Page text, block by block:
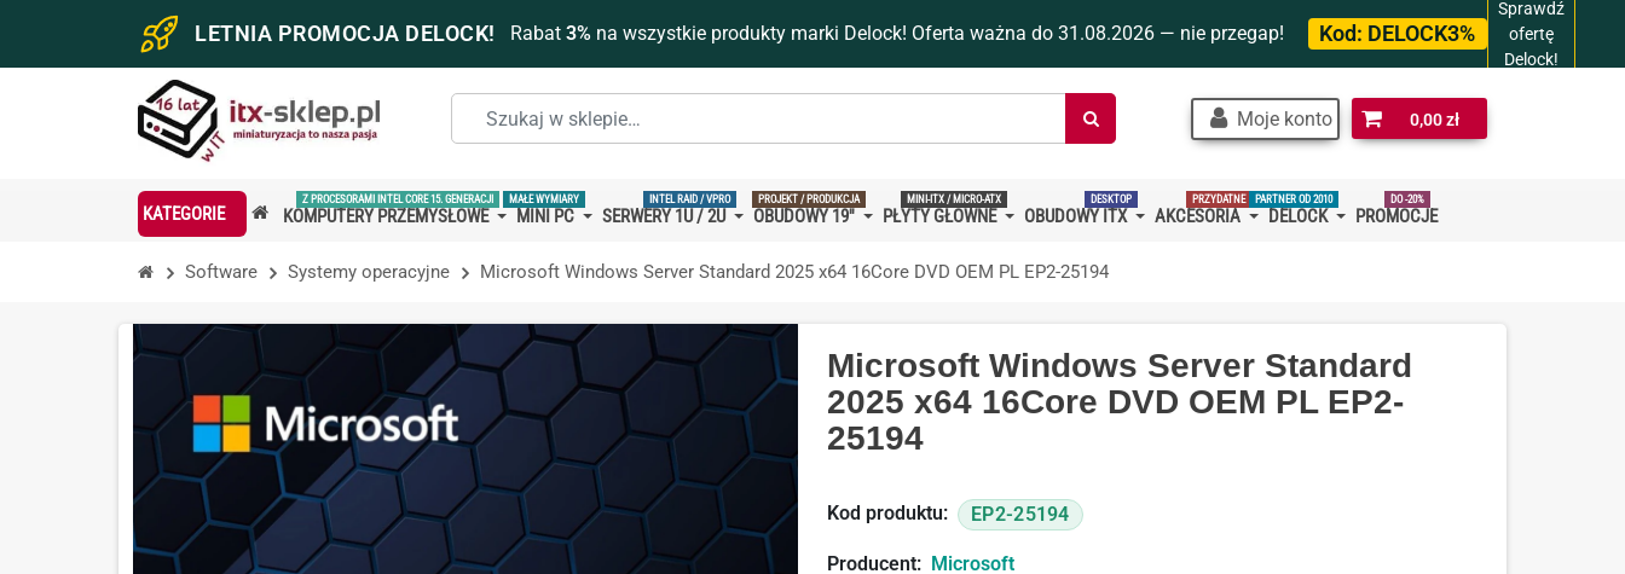
LETNIA PROMOCJA DELOCK! Rabat 3%na wszystkie produkty marki Delock! Oferta ważna do 31.08.2026 — nie przegap! Kod: DELOCK3%
Sprawdź
ofertę
Delock!
Szukaj
w
Moje konto 0,00 zł
KATEGORIE KOMPUTERY PRZEMYSŁOWE
Z PROCESORAMI INTEL CORE 15. GENERACJI
MINI PC
MAŁE WYMIARY
SERWERY 1U / 2U
INTEL RAID / VPRO
OBUDOWY 19''
PROJEKT / PRODUKCJA
PŁYTY GŁÓWNE
MINI-ITX / MICRO-ATX
OBUDOWY ITX
DESKTOP
AKCESORIA
PRZYDATNE
DELOCK
PARTNER OD 2010
PROMOCJE
DO -20%
Software Systemy operacyjne Microsoft Windows Server Standard 2025 x64 16Core DVD OEM PL EP2-25194
Microsoft Windows Server Standard
2025 x64 16Core DVD OEM PL EP2-
25194
Kod produktu: EP2-25194
Producent: Microsoft